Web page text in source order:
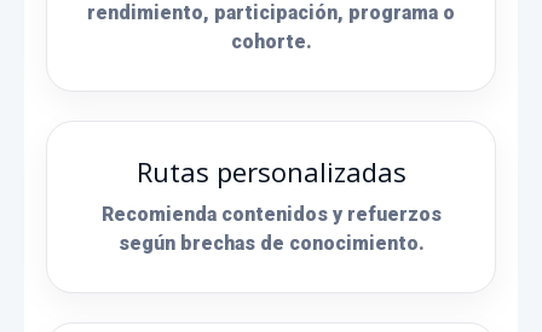
rendimiento, participación, programa o
cohorte.
Rutas personalizadas
Recomienda contenidos y refuerzos
según brechas de conocimiento.